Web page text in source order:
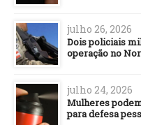
julho 26, 2026
Dois policiais
operação no
julho 24, 2026
Mulheres
para defesa